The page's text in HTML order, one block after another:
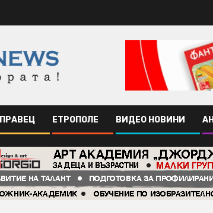
ПРАВЕЦ ЕТРОПОЛЕ ВИДЕО НОВИНИ